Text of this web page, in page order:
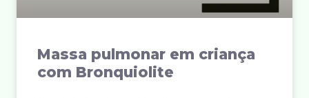
Massa pulmonar em criança
com Bronquiolite